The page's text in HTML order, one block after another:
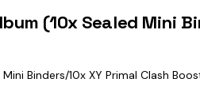
(10x Sealed Mini
Mini Binders/10x XY Primal Clash